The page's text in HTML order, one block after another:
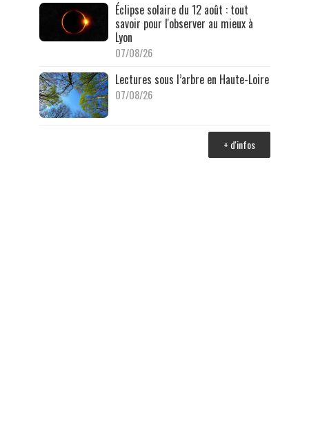
Éclipse solaire du 12 août : tout
savoir pour l'observer au mieux à
Lyon
07/08/26
Lectures sous l’arbre en Haute-Loire
07/08/26
+ d'infos